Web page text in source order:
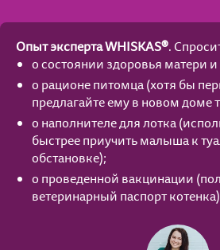
Опыт эксперта WHISKAS®.
о состоянии здоровья матери и
о рационе питомца (хотя бы
предлагайте ему в новом доме
о наполнителе для лотка
быстрее приучить малыша к
обстановке);
о проведенной вакцинации
ветеринарный паспорт